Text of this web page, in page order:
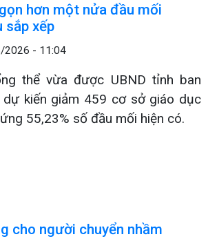
hơn một nửa đầu mối
sắp xếp
2026 - 11:04
thể vừa được UBND tỉnh ban
dự kiến giảm 459 cơ sở giáo dục
55,23% số đầu mối hiện có.
cho người chuyển nhầm